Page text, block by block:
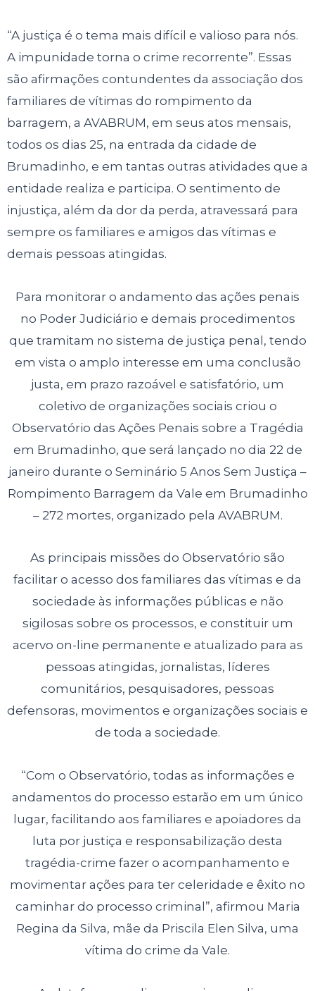
“A justiça é o tema mais difícil e valioso para nós.
A impunidade torna o crime recorrente”. Essas
são afirmações contundentes da associação dos
familiares de vítimas do rompimento da
barragem, a AVABRUM, em seus atos mensais,
todos os dias 25, na entrada da cidade de
Brumadinho, e em tantas outras atividades que a
entidade realiza e participa. O sentimento de
injustiça, além da dor da perda, atravessará para
sempre os familiares e amigos das vítimas e
demais pessoas atingidas.
Para monitorar o andamento das ações penais
no Poder Judiciário e demais procedimentos
que tramitam no sistema de justiça penal, tendo
em vista o amplo interesse em uma conclusão
justa, em prazo razoável e satisfatório, um
coletivo de organizações sociais criou o
Observatório das Ações Penais sobre a Tragédia
em Brumadinho, que será lançado no dia 22 de
janeiro durante o Seminário 5 Anos Sem Justiça –
Rompimento Barragem da Vale em Brumadinho
– 272 mortes, organizado pela AVABRUM.
As principais missões do Observatório são
facilitar o acesso dos familiares das vítimas e da
sociedade às informações públicas e não
sigilosas sobre os processos, e constituir um
acervo on-line permanente e atualizado para as
pessoas atingidas, jornalistas, líderes
comunitários, pesquisadores, pessoas
defensoras, movimentos e organizações sociais e
de toda a sociedade.
“Com o Observatório, todas as informações e
andamentos do processo estarão em um único
lugar, facilitando aos familiares e apoiadores da
luta por justiça e responsabilização desta
tragédia-crime fazer o acompanhamento e
movimentar ações para ter celeridade e êxito no
caminhar do processo criminal”, afirmou Maria
Regina da Silva, mãe da Priscila Elen Silva, uma
vítima do crime da Vale.